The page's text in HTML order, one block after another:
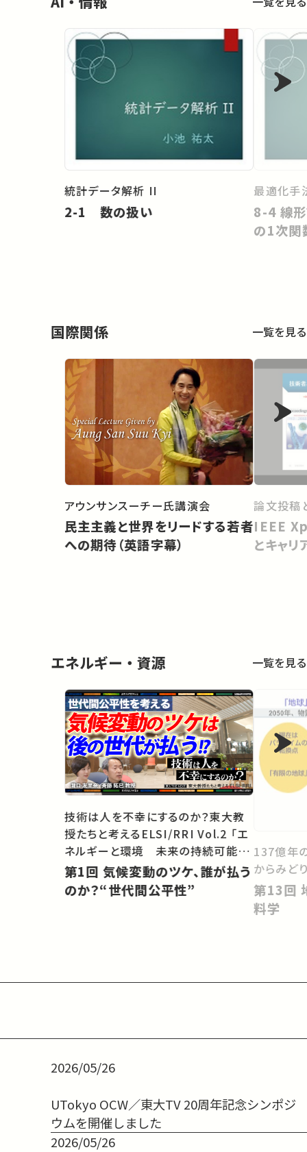
統計データ解析 II
2-1 数の扱い
最適化手
8-4 線形
の1次関
国際関係 一覧を見る
アウンサンスーチー氏講演会
民主主義と世界をリードする若者
への期待（英語字幕）
論文投稿
IEEE
とキャリ
エネルギー・資源 一覧を見る
技術は人を不幸にするのか？東大教
授たちと考えるELSI/RRI Vol.2 「エ
ネルギーと環境 未来の持続可能社
会をどうするべきか」
第1回 気候変動のツケ、誰が払う
のか？“世代間公平性”
137億年
からみど
第13回 地球環境の持続性と材
料学
2026/05/26
UTokyo OCW／東大TV 20周年記念シンポジ
ウムを開催しました
2026/05/26